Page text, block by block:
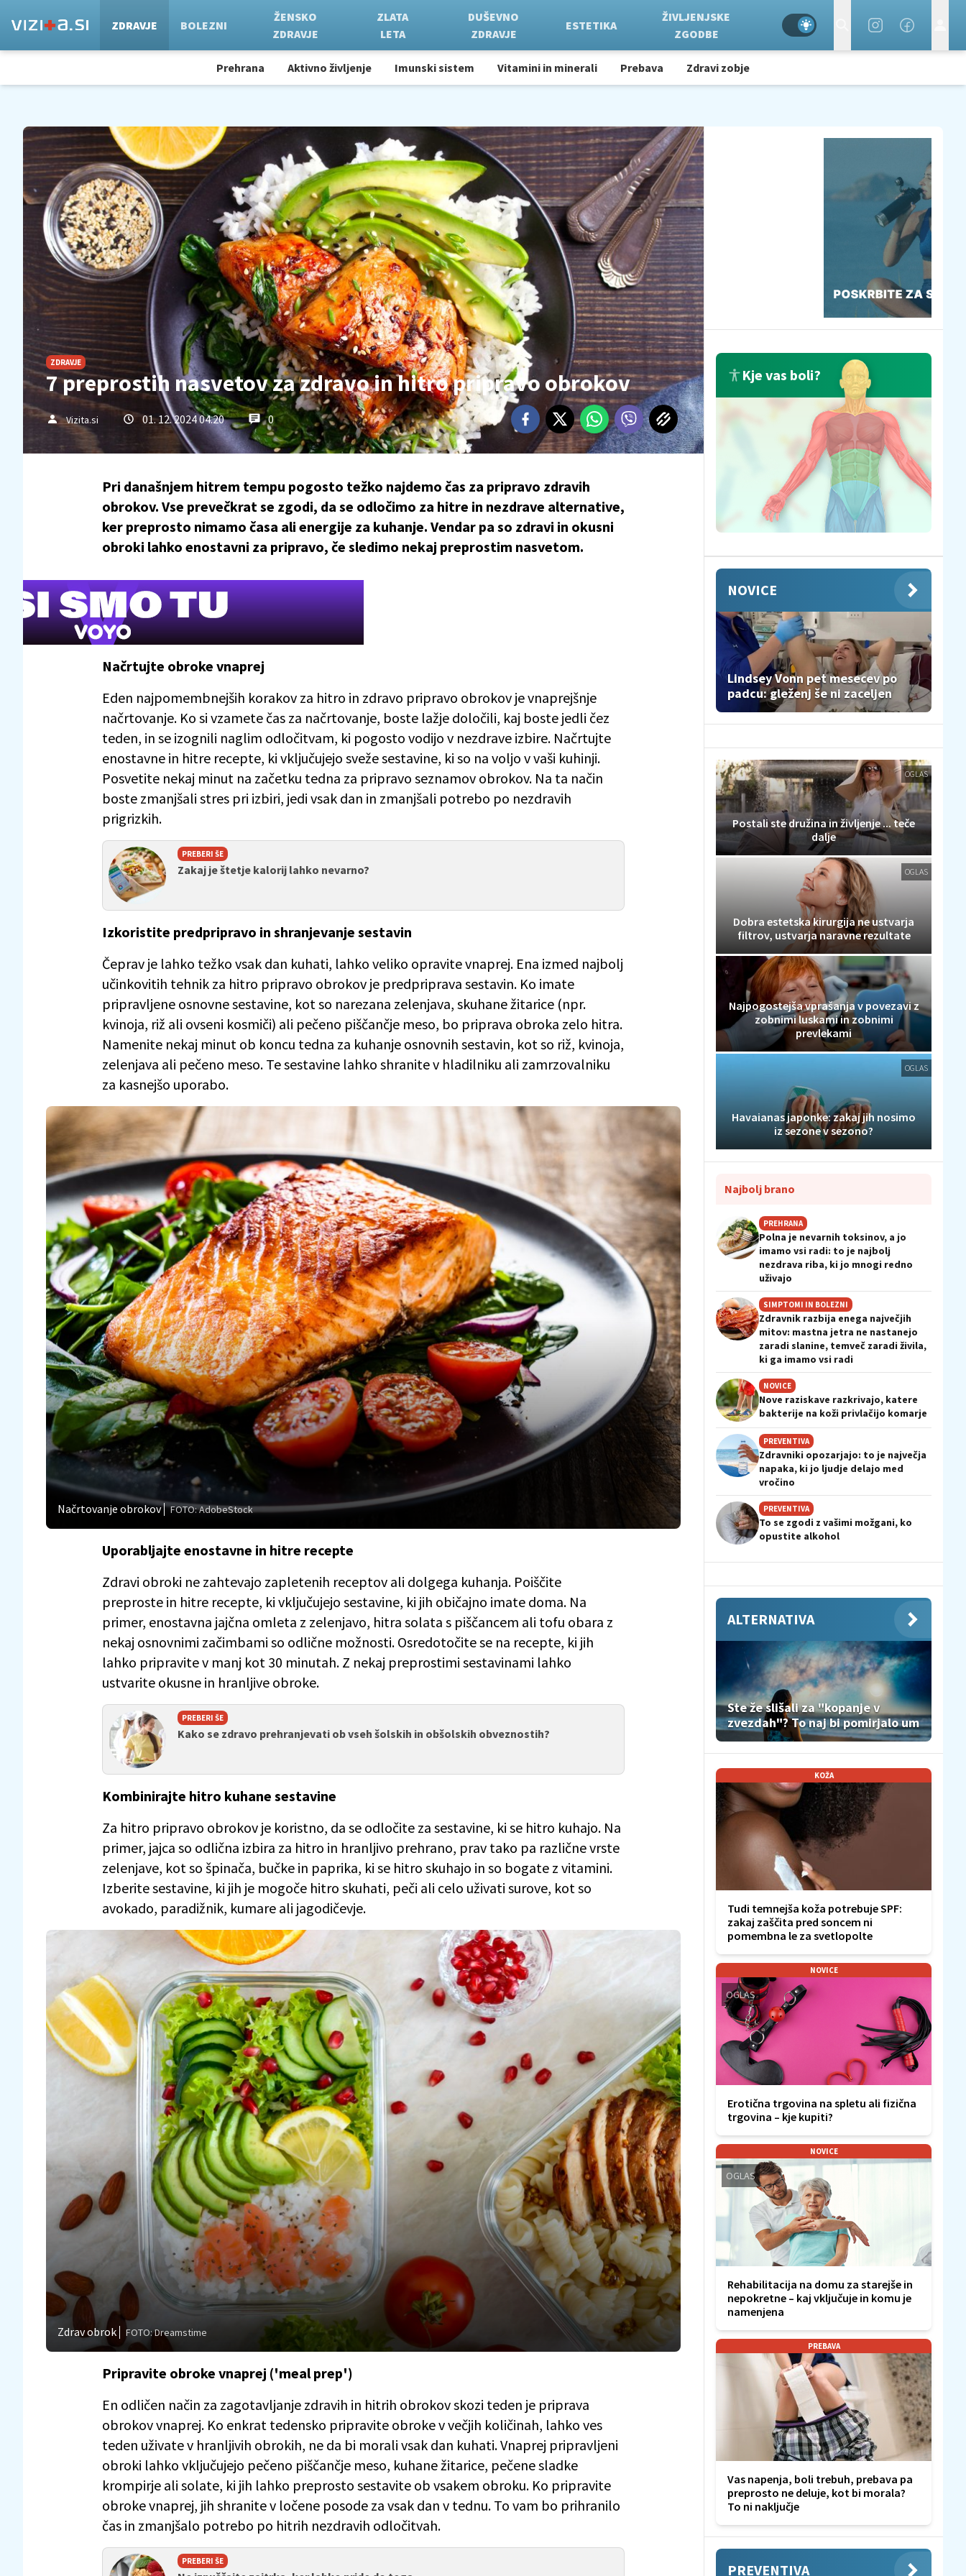
ZDRAVJE BOLEZNI
ŽENSKO
ZDRAVJE
ZLATA
LETA
DUŠEVNO
ZDRAVJE
ESTETIKA
ŽIVLJENJSKE
ZGODBE
Prehrana Aktivno življenje Imunski sistem Vitamini in minerali Prebava Zdravi zobje
ZDRAVJE
7 preprostih nasvetov za zdravo in hitro pripravo obrokov
Vizita.si 01. 12. 2024 04.20 0
Pri današnjem hitrem tempu pogosto težko najdemo čas za pripravo zdravih
obrokov. Vse prevečkrat se zgodi, da se odločimo za hitre in nezdrave alternative,
ker preprosto nimamo časa ali energije za kuhanje. Vendar pa so zdravi in okusni
obroki lahko enostavni za pripravo, če sledimo nekaj preprostim nasvetom.
Načrtujte obroke vnaprej
Eden najpomembnejših korakov za hitro in zdravo pripravo obrokov je vnaprejšnje
načrtovanje. Ko si vzamete čas za načrtovanje, boste lažje določili, kaj boste jedli čez
teden, in se izognili naglim odločitvam, ki pogosto vodijo v nezdrave izbire. Načrtujte
enostavne in hitre recepte, ki vključujejo sveže sestavine, ki so na voljo v vaši kuhinji.
Posvetite nekaj minut na začetku tedna za pripravo seznamov obrokov. Na ta način
boste zmanjšali stres pri izbiri, jedi vsak dan in zmanjšali potrebo po nezdravih
prigrizkih.
PREBERI ŠE
Zakaj je štetje kalorij lahko nevarno?
Izkoristite predpripravo in shranjevanje sestavin
Čeprav je lahko težko vsak dan kuhati, lahko veliko opravite vnaprej. Ena izmed najbolj
učinkovitih tehnik za hitro pripravo obrokov je predpriprava sestavin. Ko imate
pripravljene osnovne sestavine, kot so narezana zelenjava, skuhane žitarice (npr.
kvinoja, riž ali ovseni kosmiči) ali pečeno piščančje meso, bo priprava obroka zelo hitra.
Namenite nekaj minut ob koncu tedna za kuhanje osnovnih sestavin, kot so riž, kvinoja,
zelenjava ali pečeno meso. Te sestavine lahko shranite v hladilniku ali zamrzovalniku
za kasnejšo uporabo.
Načrtovanje obrokov FOTO: AdobeStock
Uporabljajte enostavne in hitre recepte
Zdravi obroki ne zahtevajo zapletenih receptov ali dolgega kuhanja. Poiščite
preproste in hitre recepte, ki vključujejo sestavine, ki jih običajno imate doma. Na
primer, enostavna jajčna omleta z zelenjavo, hitra solata s piščancem ali tofu obara z
nekaj osnovnimi začimbami so odlične možnosti. Osredotočite se na recepte, ki jih
lahko pripravite v manj kot 30 minutah. Z nekaj preprostimi sestavinami lahko
ustvarite okusne in hranljive obroke.
PREBERI ŠE
Kako se zdravo prehranjevati ob vseh šolskih in obšolskih obveznostih?
Kombinirajte hitro kuhane sestavine
Za hitro pripravo obrokov je koristno, da se odločite za sestavine, ki se hitro kuhajo. Na
primer, jajca so odlična izbira za hitro in hranljivo prehrano, prav tako pa različne vrste
zelenjave, kot so špinača, bučke in paprika, ki se hitro skuhajo in so bogate z vitamini.
Izberite sestavine, ki jih je mogoče hitro skuhati, peči ali celo uživati surove, kot so
avokado, paradižnik, kumare ali jagodičevje.
Zdrav obrok FOTO: Dreamstime
Pripravite obroke vnaprej ('meal prep')
En odličen način za zagotavljanje zdravih in hitrih obrokov skozi teden je priprava
obrokov vnaprej. Ko enkrat tedensko pripravite obroke v večjih količinah, lahko ves
teden uživate v hranljivih obrokih, ne da bi morali vsak dan kuhati. Vnaprej pripravljeni
obroki lahko vključujejo pečeno piščančje meso, kuhane žitarice, pečene sladke
krompirje ali solate, ki jih lahko preprosto sestavite ob vsakem obroku. Ko pripravite
obroke vnaprej, jih shranite v ločene posode za vsak dan v tednu. To vam bo prihranilo
čas in zmanjšalo potrebo po hitrih nezdravih odločitvah.
PREBERI ŠE
Kje vas boli?
NOVICE
Lindsey Vonn pet mesecev po
padcu: gleženj še ni zaceljen
OGLAS
Postali ste družina in življenje ... teče
dalje
OGLAS
Dobra estetska kirurgija ne ustvarja
filtrov, ustvarja naravne rezultate
Najpogostejša vprašanja v povezavi z
zobnimi luskami in zobnimi
prevlekami
OGLAS
Havaianas japonke: zakaj jih nosimo
iz sezone v sezono?
Najbolj brano
PREHRANA
Polna je nevarnih toksinov, a jo
imamo vsi radi: to je najbolj
nezdrava riba, ki jo mnogi redno
uživajo
SIMPTOMI IN BOLEZNI
Zdravnik razbija enega največjih
mitov: mastna jetra ne nastanejo
zaradi slanine, temveč zaradi živila,
ki ga imamo vsi radi
NOVICE
Nove raziskave razkrivajo, katere
bakterije na koži privlačijo komarje
PREVENTIVA
Zdravniki opozarjajo: to je največja
napaka, ki jo ljudje delajo med
vročino
PREVENTIVA
To se zgodi z vašimi možgani, ko
opustite alkohol
ALTERNATIVA
Ste že slišali za "kopanje v
zvezdah"? To naj bi pomirjalo um
KOŽA
Tudi temnejša koža potrebuje SPF:
zakaj zaščita pred soncem ni
pomembna le za svetlopolte
NOVICE
OGLAS
Erotična trgovina na spletu ali fizična
trgovina – kje kupiti?
NOVICE
OGLAS
Rehabilitacija na domu za starejše in
nepokretne – kaj vključuje in komu je
namenjena
PREBAVA
Vas napenja, boli trebuh, prebava pa
preprosto ne deluje, kot bi morala?
To ni naključje
PREVENTIVA